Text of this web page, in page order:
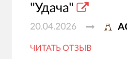
"Удача"
20.04.2026
ЧИТАТЬ ОТЗЫВ